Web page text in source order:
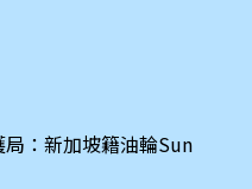
：新加坡籍油輪Sun